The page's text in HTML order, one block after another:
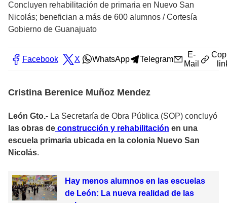
Concluyen rehabilitación de primaria en Nuevo San
Nicolás; benefician a más de 600 alumnos /Cortesía
Gobierno de Guanajuato
Facebook X WhatsApp Telegram
E-
Mail
Cristina Berenice Muñoz Mendez
León Gto.- La Secretaría de Obra Pública (SOP) concluyó
las obras de construcción y rehabilitación en una
escuela primaria ubicada en la colonia Nuevo San
Nicolás.
Hay menos alumnos en las escuelas
de León: La nueva realidad de las